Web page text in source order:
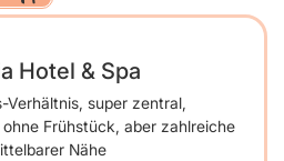
Hotel & Spa
Verhältnis, super zentral,
Frühstück, aber zahlreiche
Nähe